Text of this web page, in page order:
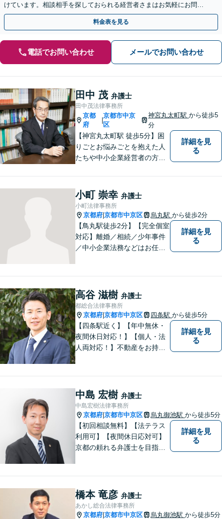
けています。相談相手を探しておられる経営者さまはお気軽にお問合
せください【休日・夜間相談あり】
料金表を見る
電話でお問い合わせ メールでお問い合わせ
田中 茂 弁護士
田中茂法律事務所
京都
府
|
京都市中京
区
神宮丸太町駅から徒歩5
分
【神宮丸太町駅 徒歩5分】困
りごとお悩みごとを抱えた人
たちや中小企業経営者の方々
寧をモットーとして全力でそ
の解決にあたります。どんな
に困難でも、常に明るく、前
向きな気持ちをもって、ご依
頼者様とともにより良い解決
を目指します。
詳細を見
る
小町 崇幸 弁護士
小町法律事務所
京都府 京都市中京区 烏丸駅 から徒歩2分
【鳥丸駅徒歩2分】【完全個室
対応】離婚／相続／少年事件
／中小企業法務などはお任せ
はお気軽にご相談ください！
【近隣駐車場あり】
詳細を見
る
高谷 滋樹 弁護士
都総合法律事務所
京都府 京都市中京区 四条駅 から徒歩5分
【四条駅近く】【年中無休・
夜間休日対応！】【個人・法
人両対応！】不動産をお持ち
【24時間予約受付】【出張相
談可能】【弁護士保険（特
約）全社対応いたします】
詳細を見
る
中島 宏樹 弁護士
中島宏樹法律事務所
京都府 京都市中京区 烏丸御池駅 から徒歩5分
【初回相談無料】【法テラス
利用可】【夜間休日応対可】
京都の頼れる弁護士を目指し
ます。
詳細を見
る
橋本 竜彦 弁護士
あかし総合法律事務所
京都府 京都市中京区 烏丸御池駅 から徒歩5分